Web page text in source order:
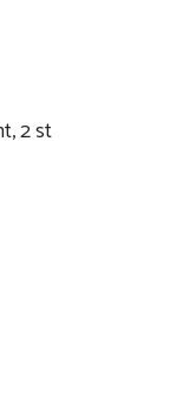
2 st